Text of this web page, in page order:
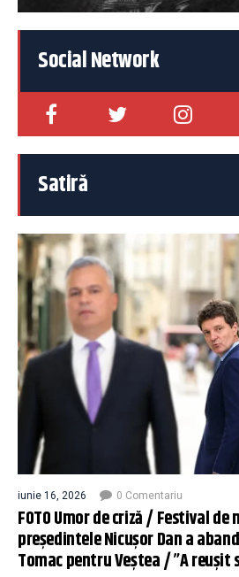
Social Network
Satiră
iunie 16, 2026 0 Comentariu
FOTO Umor de criză / Festival de
președintele Nicușor Dan a
Tomac pentru Veștea / ”A reușit